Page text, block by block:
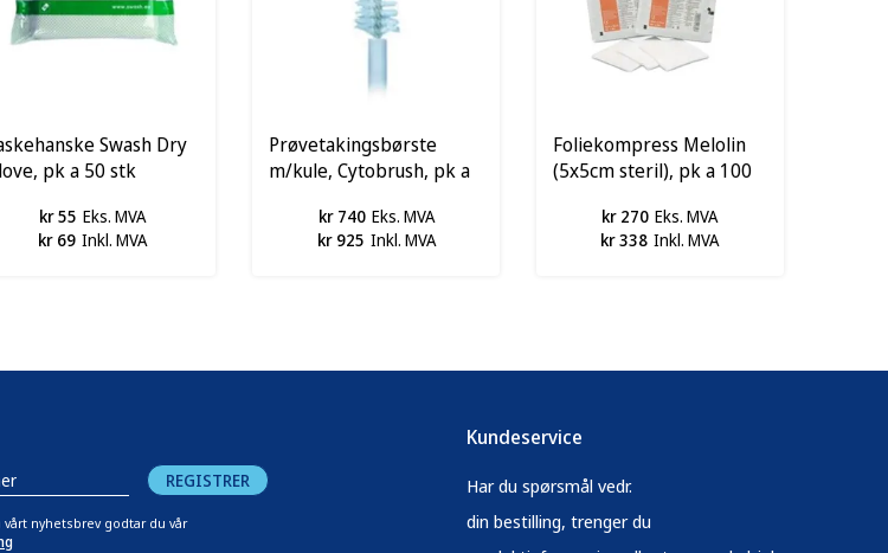
Swash Dry
pk a 50 stk
kr 55 Eks. MVA
kr 69 Inkl. MVA
Prøvetakingsbørste
m/kule, Cytobrush, pk a
kr 740 Eks. MVA
kr 925 Inkl. MVA
Foliekompress Melolin
(5x5cm steril), pk a 100
kr 270 Eks. MVA
kr 338 Inkl. MVA
REGISTRER
nyhetsbrev godtar du vår
Kundeservice
Har du spørsmål vedr.
din bestilling, trenger du